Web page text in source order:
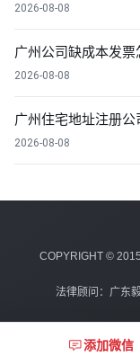
2026-08-08
广州公司缺成本发
2026-08-08
广州住宅地址注册公
2026-08-08
COPYRIGHT ©
法律顾问：广东
添加微信